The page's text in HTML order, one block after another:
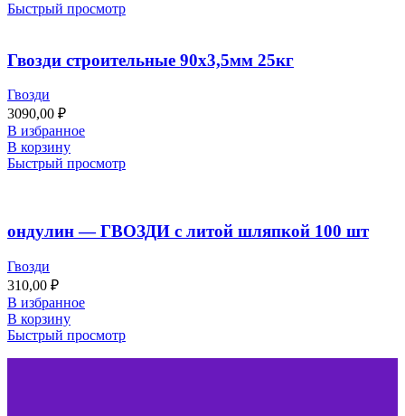
Быстрый просмотр
Гвозди строительные 90х3,5мм 25кг
Гвозди
3090,00 ₽
В избранное
В корзину
Быстрый просмотр
ондулин — ГВОЗДИ с литой шляпкой 100 шт
Гвозди
310,00 ₽
В избранное
В корзину
Быстрый просмотр